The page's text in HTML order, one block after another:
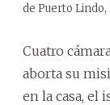
de Puerto Lindo,
Cuatro
aborta su
en la casa, el